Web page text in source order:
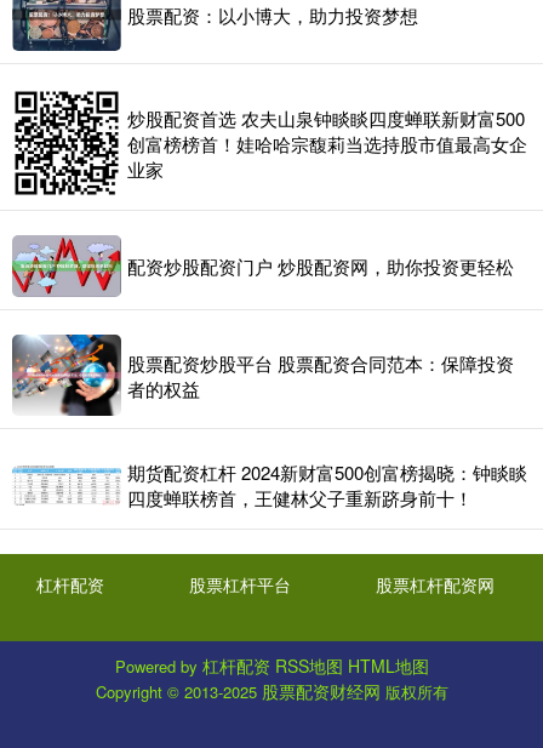
股票配资：以小博大，助力投资梦想
炒股配资首选 农夫山泉钟睒睒四度蝉联新财富500
创富榜榜首！娃哈哈宗馥莉当选持股市值最高女企
业家
配资炒股配资门户 炒股配资网，助你投资更轻松
股票配资炒股平台 股票配资合同范本：保障投资
者的权益
期货配资杠杆 2024新财富500创富榜揭晓：钟睒睒
四度蝉联榜首，王健林父子重新跻身前十！
杠杆配资 股票杠杆平台 股票杠杆配资网
Powered by 杠杆配资 RSS地图 HTML地图
Copyright © 2013-2025 股票配资财经网 版权所有